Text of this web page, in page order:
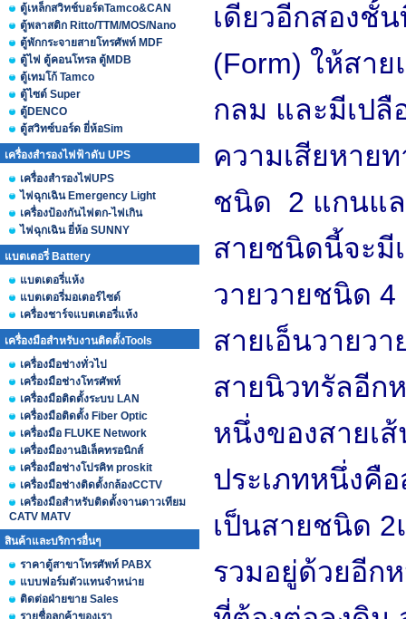
ตู้เหล็กสวิทช์บอร์ดTamco&CAN
ตู้พลาสติก Ritto/TTM/MOS/Nano
ตู้พักกระจายสายโทรศัพท์ MDF
ตู้ไฟ ตู้คอนโทรล ตู้MDB
ตู้เทมโก้ Tamco
ตู้ไซต์ Super
ตู้DENCO
ตู้สวิทซ์บอร์ด ยี่ห้อSim
เครื่องสำรองไฟฟ้าดับ UPS
เครื่องสำรองไฟUPS
ไฟฉุกเฉิน Emergency Light
เครื่องป้องกันไฟตก-ไฟเกิน
ไฟฉุกเฉิน ยี่ห้อ SUNNY
แบตเตอรี่ Battery
แบตเตอรี่แห้ง
แบตเตอรี่มอเตอร์ไซด์
เครื่องชาร์จแบตเตอรี่แห้ง
เครื่องมือสำหรับงานติดตั้งTools
เครื่องมือช่างทั่วไป
เครื่องมือช่างโทรศัพท์
เครื่องมือติดตั้งระบบ LAN
เครื่องมือติดตั้ง Fiber Optic
เครื่องมือ FLUKE Network
เครื่องมืองานอิเล็คทรอนิกส์
เครื่องมือช่างโปรคิท proskit
เครื่องมือช่างติดตั้งกล้องCCTV
เครื่องมือสำหรับติดตั้งจานดาวเทียม
CATV MATV
สินค้าและบริการอื่นๆ
ราคาตู้สาขาโทรศัพท์ PABX
แบบฟอร์มตัวแทนจำหน่าย
ติดต่อฝ่ายขาย Sales
รายชื่อลูกค้าของเรา
เดียวอีกสองชั้
(Form) ให้สา
กลม และมีเป
ความเสียหาย
ชนิด 2 แกนแล
สายชนิดนี้จะมี
วายวายชนิด 4
สายเอ็นวายว
สายนิวทรัลอีก
หนึ่งของสายเ
ประเภทหนึ่งคื
เป็นสายชนิด
รวมอยู่ด้วยอีก